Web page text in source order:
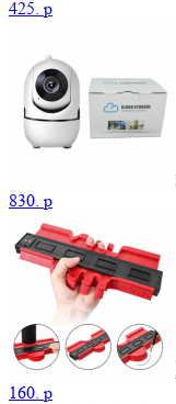
425. p
830. p
160. p